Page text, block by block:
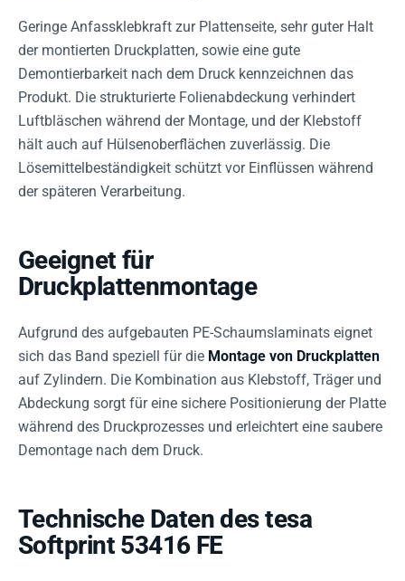
Geringe Anfassklebkraft zur Plattenseite, sehr guter Halt
der montierten Druckplatten, sowie eine gute
Demontierbarkeit nach dem Druck kennzeichnen das
Produkt. Die strukturierte Folienabdeckung verhindert
Luftbläschen während der Montage, und der Klebstoff
hält auch auf Hülsenoberflächen zuverlässig. Die
Lösemittelbeständigkeit schützt vor Einflüssen während
der späteren Verarbeitung.
Geeignet für
Druckplattenmontage
Aufgrund des aufgebauten PE-Schaumslaminats eignet
sich das Band speziell für die Montage von Druckplatten
auf Zylindern. Die Kombination aus Klebstoff, Träger und
Abdeckung sorgt für eine sichere Positionierung der Platte
während des Druckprozesses und erleichtert eine saubere
Demontage nach dem Druck.
Technische Daten des tesa
Softprint 53416 FE